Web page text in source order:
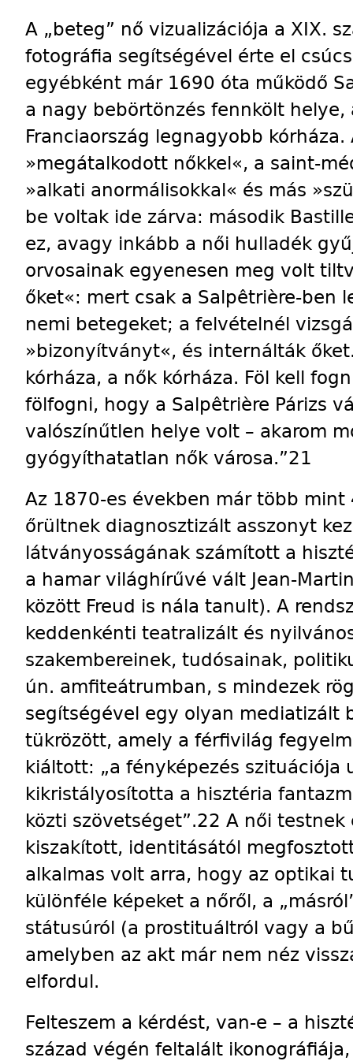
A „beteg” nő vizualizációja a XIX.
fotográfia segítségével érte el
egyébként már 1690 óta működő
a nagy bebörtönzés fennkölt
Franciaország legnagyobb
»megátalkodott nőkkel«, a saint-
»alkati anormálisokkal« és más
be voltak ide zárva: második
ez, avagy inkább a női hulladék
orvosainak egyenesen meg volt
őket«: mert csak a Salpêtrière-ben
nemi betegeket; a felvételnél
»bizo­nyítványt«, és internálták
kórháza, a nők kórháza. Föl kell
fölfogni, hogy a Salpêtrière Párizs
valószínűtlen helye volt – akarom
gyógyíthatatlan nők városa.”21
Az 1870-es években már több
őrültnek diagnosztizált asszonyt
látványosságának számított a
a hamar világhírűvé vált Jean-
között Freud is nála tanult). A
keddenkénti teatralizált és
szakembereinek, tudósainak,
ún. amfiteátrumban, s mindezek
segítségével egy olyan mediatizált
tükrözött, amely a férfivilág
kiáltott: „a fényképezés szituációja
kikristályosította a hisztéria
közti szövetséget”.22 A női
kiszakított, identitásától
alkalmas volt arra, hogy az optikai
különféle képeket a nőről, a
státusúról (a prostituáltról vagy a
amelyben az akt már nem néz
elfordul.
Felteszem a kérdést, van-e – a
század végén feltalált